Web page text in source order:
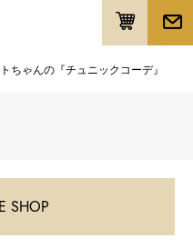
ちゃんの『チュニックコーデ』
SHOP